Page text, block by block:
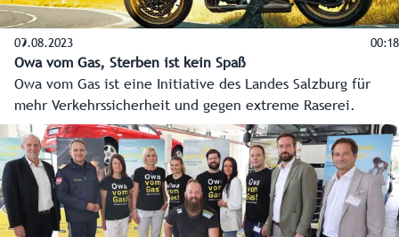
09.08.2023 00:18
Owa vom Gas, Sterben ist kein Spaß
Owa vom Gas ist eine Initiative des Landes Salzburg für
mehr Verkehrssicherheit und gegen extreme Raserei.